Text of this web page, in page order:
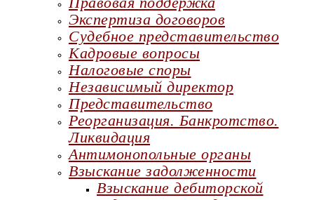
Экспертиза договоров
Судебное представительство
Кадровые вопросы
Налоговые споры
Независимый директор
Представительство
Реорганизация. Банкротство.
Ликвидация
Антимонопольные органы
Взыскание задолженности
Взыскание дебиторской